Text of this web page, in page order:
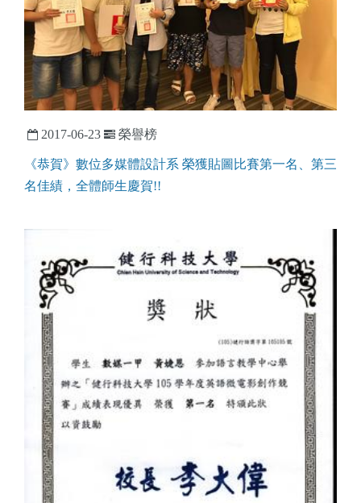
2017-06-23 榮譽榜
《恭賀》數位多媒體設計系 榮獲貼圖比賽第一名、第三
名佳績，全體師生慶賀!!